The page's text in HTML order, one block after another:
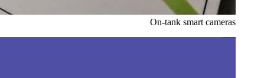
On-tank smart cameras